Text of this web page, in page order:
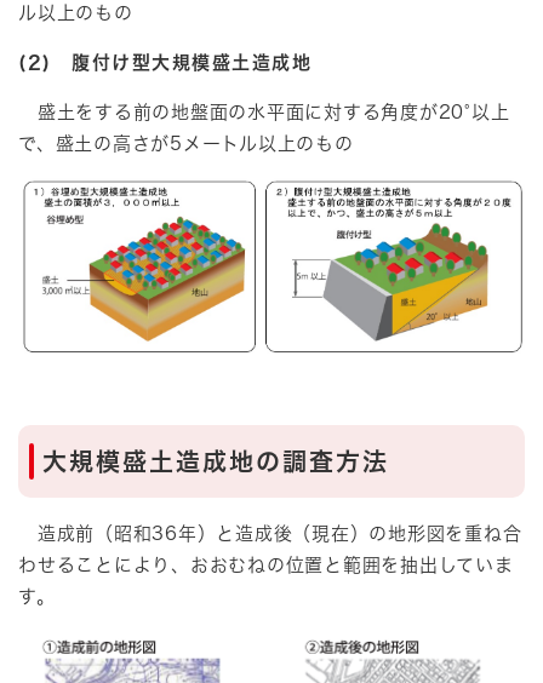
ル以上のもの
(2) 腹付け型大規模盛土造成地
盛土をする前の地盤面の水平面に対する角度が20°以上
で、盛土の高さが5メートル以上のもの
大規模盛土造成地の調査方法
造成前（昭和36年）と造成後（現在）の地形図を重ね合
わせることにより、おおむねの位置と範囲を抽出していま
す。